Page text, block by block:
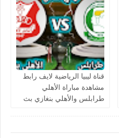
قناة ليبيا الرياضية لايف رابط
مشاهدة مباراة الأهلي
طرابلس والأهلي بنغازي بث